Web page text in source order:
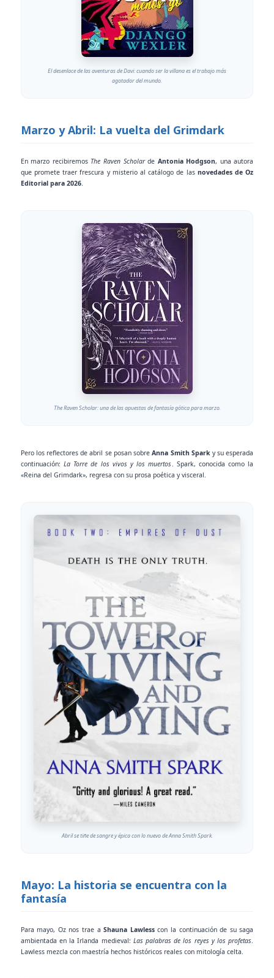
El desenlace de las aventuras de Davi: cuando ser la villana es el trabajo más
agotador del mundo.
Marzo y Abril: La vuelta del Grimdark
En marzo recibiremos The Raven Scholarde Antonia Hodgson, una autora
que promete traer frescura y misterio al catálogo de las novedades de Oz
Editorial para 2026.
The Raven Scholar: una de las apuestas de fantasía gótica para marzo.
Pero los reflectores de abril se posan sobreAnna Smith Sparky su esperada
continuación: La Torre de los vivos y los muertos. Spark, conocida como la
«Reina del Grimdark», regresa con su prosa poética y visceral.
Abril se tiñe de sangre y épica con lo nuevo de Anna Smith Spark.
Mayo: La historia se encuentra con la
fantasía
Para mayo, Oz nos trae aShauna Lawlesscon la continuación de su saga
ambientada en la Irlanda medieval: Las palabras de los reyes y los profetas.
Lawless mezcla con maestría hechos históricos reales con mitología celta.